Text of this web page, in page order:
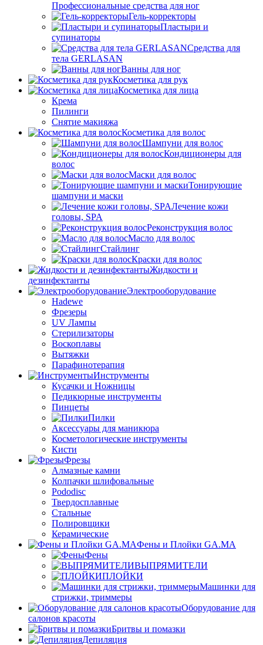
Профессиональные средства для ног
Гель-корректоры
Пластыри и
супинаторы
Средства для
тела GERLASAN
Ванны для ног
Косметика для рук
Косметика для лица
Крема
Пилинги
Снятие макияжа
Косметика для волос
Шампуни для волос
Кондиционеры для
волос
Маски для волос
Тонирующие
шампуни и маски
Лечение кожи
головы, SPA
Реконструкция волос
Масло для волос
Стайлинг
Краски для волос
Жидкости и
дезинфектанты
Электрооборудование
Hadewe
Фрезеры
UV Лампы
Стерилизаторы
Воскоплавы
Вытяжки
Парафинотерапия
Инструменты
Кусачки и Ножницы
Педикюрные инструменты
Пинцеты
Пилки
Аксессуары для маникюра
Косметологические инструменты
Кисти
Фрезы
Алмазные камни
Колпачки шлифовальные
Pododisc
Твердосплавные
Стальные
Полировщики
Керамические
Фены и Плойки GA.MA
Фены
ВЫПРЯМИТЕЛИ
ПЛОЙКИ
Машинки для
стрижки, триммеры
Оборудование для
салонов красоты
Бритвы и помазки
Депиляция